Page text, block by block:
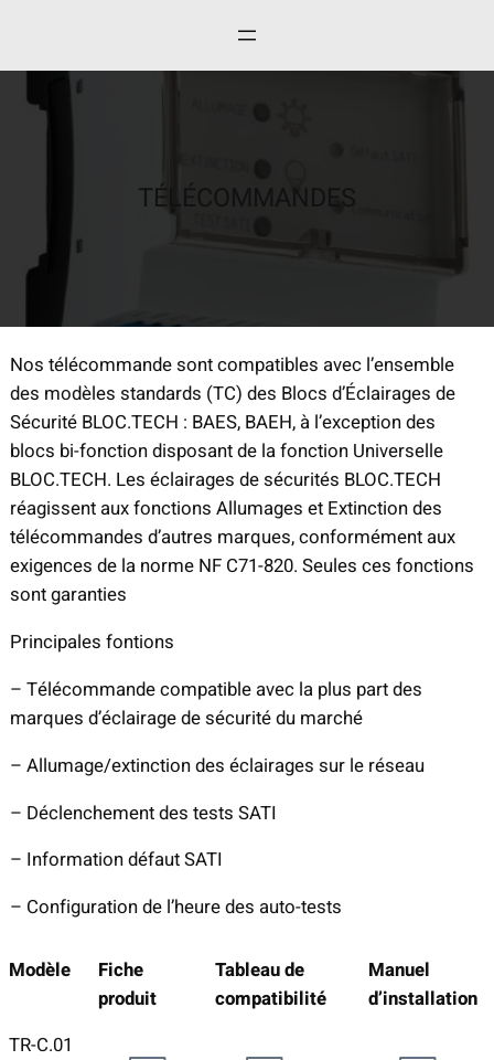
contenu
TÉLÉCOMMANDES
Nos télécommande sont compatibles avec l’ensemble
des modèles standards (TC) des Blocs d’Éclairages de
Sécurité BLOC.TECH : BAES, BAEH, à l’exception des
blocs bi-fonction disposant de la fonction Universelle
BLOC.TECH. Les éclairages de sécurités BLOC.TECH
réagissent aux fonctions Allumages et Extinction des
télécommandes d’autres marques, conformément aux
exigences de la norme NF C71-820. Seules ces fonctions
sont garanties
Principales fontions
– Télécommande compatible avec la plus part des
marques d’éclairage de sécurité du marché
– Allumage/extinction des éclairages sur le réseau
– Déclenchement des tests SATI
– Information défaut SATI
– Configuration de l’heure des auto-tests
Modèle
Fiche
produit
Tableau de
compatibilité
Manuel
d’installation
TR-C.01